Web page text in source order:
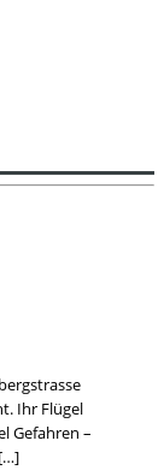
Ihr Flügel
Gefahren –